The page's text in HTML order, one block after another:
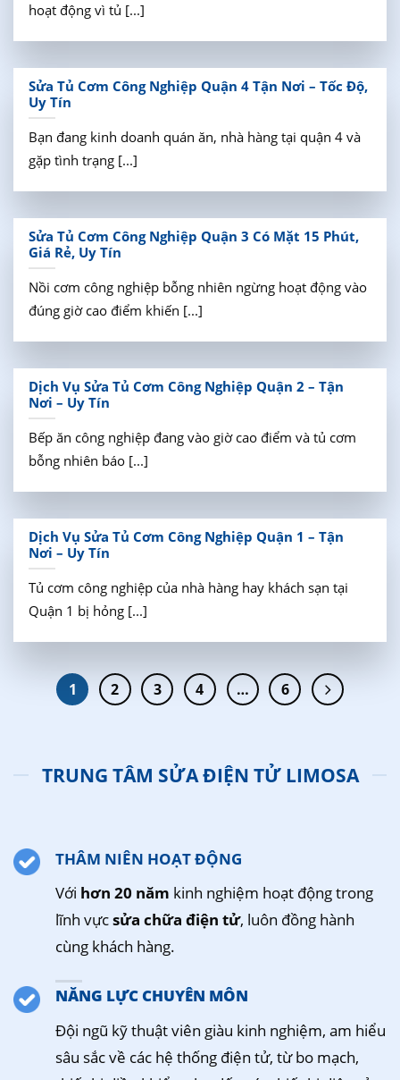
hoạt động vì tủ [...]
Sửa Tủ Cơm Công Nghiệp Quận 4 Tận Nơi – Tốc Độ,
Uy Tín
Bạn đang kinh doanh quán ăn, nhà hàng tại quận 4 và
gặp tình trạng [...]
Sửa Tủ Cơm Công Nghiệp Quận 3 Có Mặt 15 Phút,
Giá Rẻ, Uy Tín
Nồi cơm công nghiệp bỗng nhiên ngừng hoạt động vào
đúng giờ cao điểm khiến [...]
Dịch Vụ Sửa Tủ Cơm Công Nghiệp Quận 2 – Tận
Nơi – Uy Tín
Bếp ăn công nghiệp đang vào giờ cao điểm và tủ cơm
bỗng nhiên báo [...]
Dịch Vụ Sửa Tủ Cơm Công Nghiệp Quận 1 – Tận
Nơi – Uy Tín
Tủ cơm công nghiệp của nhà hàng hay khách sạn tại
Quận 1 bị hỏng [...]
1 2 3 4 … 6
TRUNG TÂM SỬA ĐIỆN TỬ LIMOSA
THÂM NIÊN HOẠT ĐỘNG
Với hơn 20 năm kinh nghiệm hoạt động trong
lĩnh vựcsửa chữa điện tử, luôn đồng hành
cùng khách hàng.
NĂNG LỰC CHUYÊN MÔN
Đội ngũ kỹ thuật viên giàu kinh nghiệm, am hiểu
sâu sắc về các hệ thống điện tử, từ bo mạch,